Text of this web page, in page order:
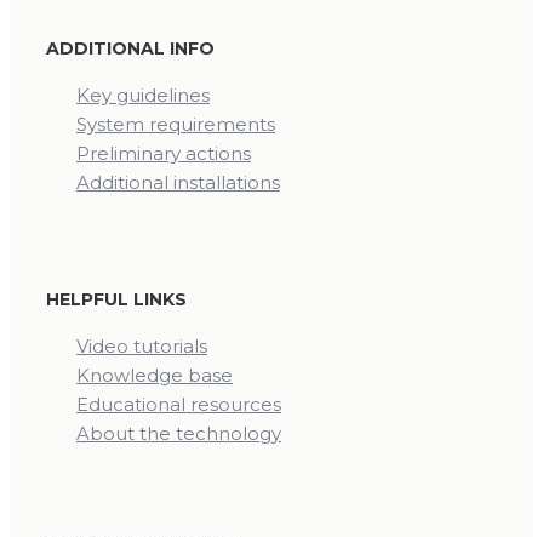
ADDITIONAL INFO
Key guidelines
System requirements
Preliminary actions
Additional installations
HELPFUL LINKS
Video tutorials
Knowledge base
Educational resources
About the technology